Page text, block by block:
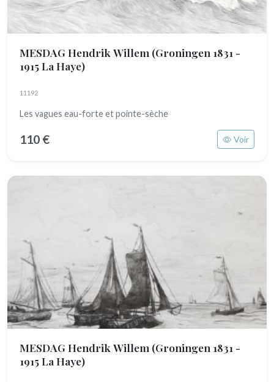
MESDAG Hendrik Willem (Groningen 1831 -
1915 La Haye)
11192
Les vagues eau-forte et pointe-sèche
110 € Voir
MESDAG Hendrik Willem (Groningen 1831 -
1915 La Haye)